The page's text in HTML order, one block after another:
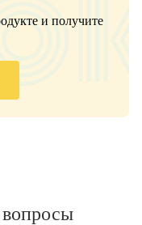
и получите
вопросы